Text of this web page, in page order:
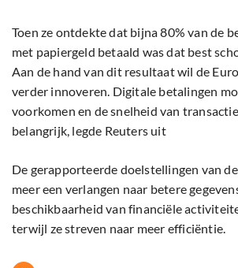
Toen ze ontdekte dat bijna 80% van de
met papiergeld betaald was dat best
Aan de hand van dit resultaat wil de
verder innoveren. Digitale betalingen
voorkomen en de snelheid van
belangrijk, legde Reuters uit
De gerapporteerde doelstellingen van
meer een verlangen naar betere
beschikbaarheid van financiële
terwijl ze streven naar meer efficiëntie.